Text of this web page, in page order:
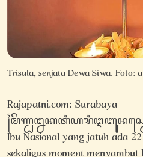
Trisula, senjata Dewa Siwa. Foto:
Rajapatni.com: Surabaya –
Ibu Nasional yang jatuh ada